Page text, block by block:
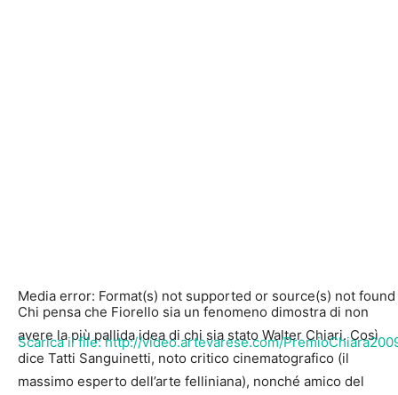
Media error: Format(s) not supported or source(s) not found
Scarica il file: http://video.artevarese.com/
Chi pensa che Fiorello sia un fenomeno dimostra di non
avere la più pallida idea di chi sia stato Walter Chiari. Così
dice Tatti Sanguinetti, noto critico cinematografico (il
massimo esperto dell’arte felliniana), nonché amico del